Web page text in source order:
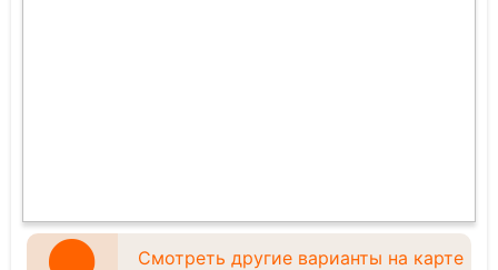
Смотреть другие варианты на карте